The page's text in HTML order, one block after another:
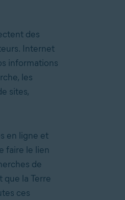
des
Internet
informations
les
sites,
en ligne et
faire le lien
de
la Terre
ces